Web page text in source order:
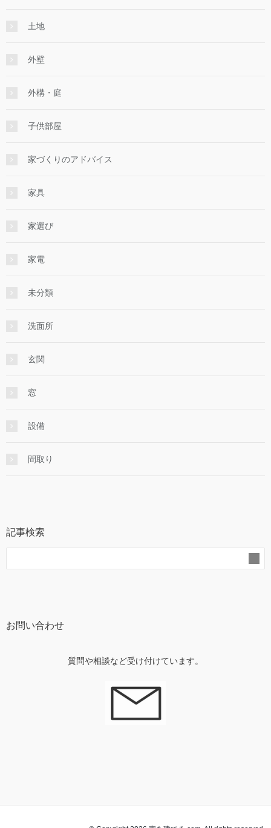
土地
外壁
外構・庭
子供部屋
家づくりのアドバイス
家具
家選び
家電
未分類
洗面所
玄関
窓
設備
間取り
記事検索
お問い合わせ
質問や相談など受け付けています。